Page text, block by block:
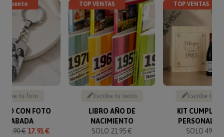
Sube tu foto
CON FOTO
GRABADA
19.90 €17.91 €
TOP VENTAS
Escribe tu texto
LIBRO AÑO DE
NACIMIENTO
SOLO 21.95 €
TOP VENTAS
Escribe tu
KIT
SOLO 49.90